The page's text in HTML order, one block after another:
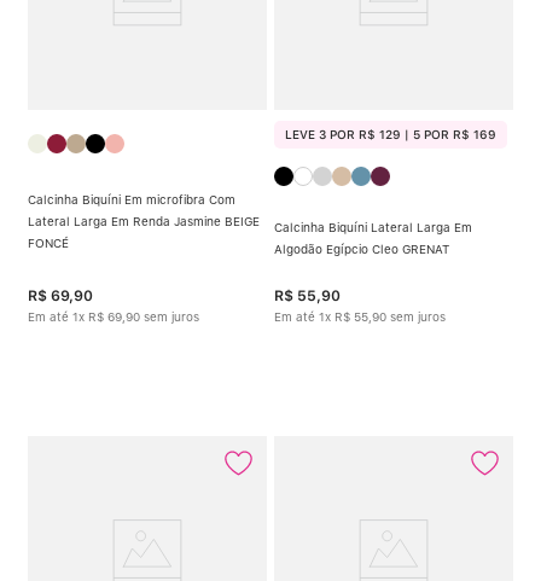
Calcinha Biquíni Em microfibra Com
Lateral Larga Em Renda Jasmine BEIGE
FONCÉ
R$ 69,90
Em até 1x R$ 69 90 sem juros
LEVE 3 POR R$ 129 | 5 POR R$ 169
Calcinha Biquíni Lateral Larga Em
Algodão Egípcio Cleo GRENAT
R$ 55,90
Em até 1x R$ 55 90 sem juros